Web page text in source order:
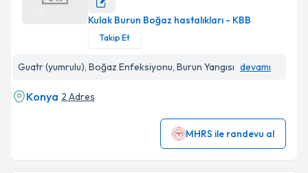
Dr. Ali Rıza Ulutaş Profil Fotoğrafı
Kulak Burun Boğaz hastalıkları - KBB
Takip Et
Guatr (yumrulu), Boğaz Enfeksiyonu, Burun Yangısı devamı
Konya 2 Adres
MHRS ile randevu al